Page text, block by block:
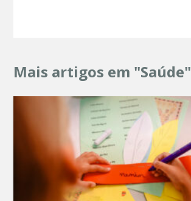
Mais artigos em "Saúde"